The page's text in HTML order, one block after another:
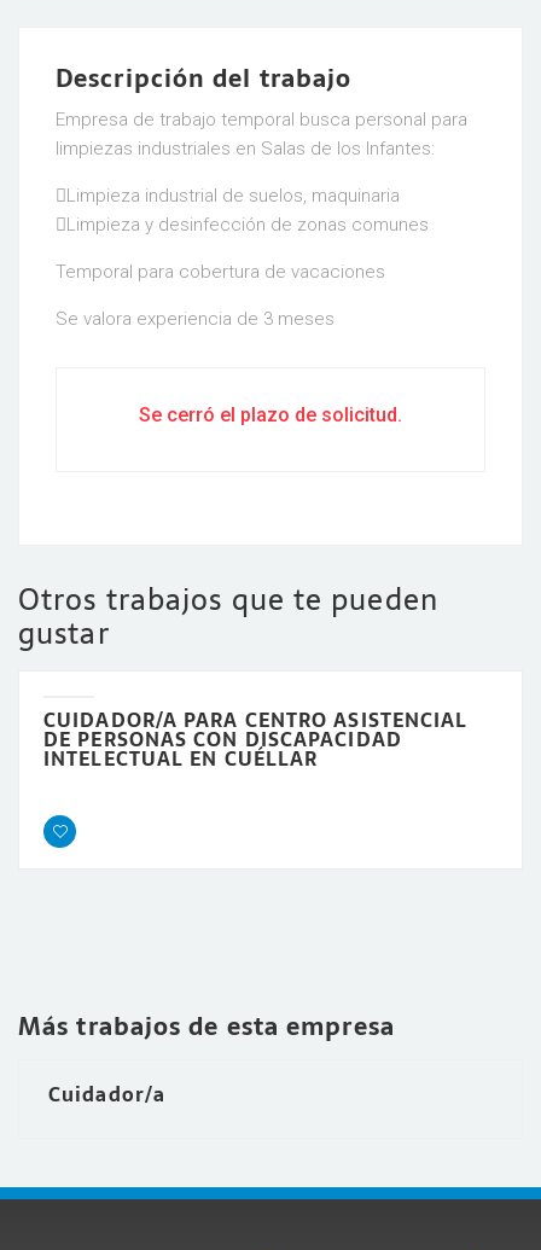
Descripción del trabajo
Empresa de trabajo temporal busca personal para
limpiezas industriales en Salas de los Infantes:
Limpieza industrial de suelos, maquinaria
Limpieza y desinfección de zonas comunes
Temporal para cobertura de vacaciones
Se valora experiencia de 3 meses
Se cerró el plazo de solicitud.
Otros trabajos que te pueden
gustar
CUIDADOR/A PARA CENTRO ASISTENCIAL
DE PERSONAS CON DISCAPACIDAD
INTELECTUAL EN CUÉLLAR
Más trabajos de esta empresa
Cuidador/a